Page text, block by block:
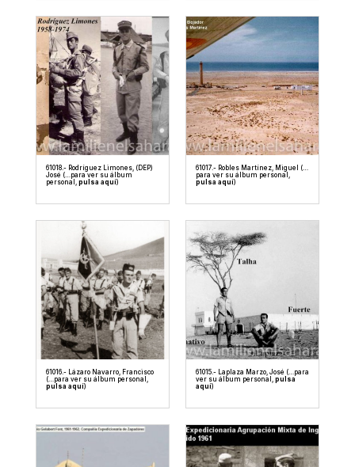
61018.- Rodríguez Limones, (DEP)
José (…para ver su álbum
personal, pulsa aquí)
61017.- Robles Martínez, Miguel (…
para ver su álbum personal,
pulsa aquí)
61016.- Lázaro Navarro, Francisco
(…para ver su álbum personal,
pulsa aquí)
61015.- Laplaza Marzo, José (…para
ver su álbum personal, pulsa
aquí)